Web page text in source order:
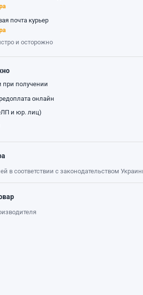
почта курьер
и осторожно
получении
онлайн
и юр. лиц)
в соответствии с законодательством